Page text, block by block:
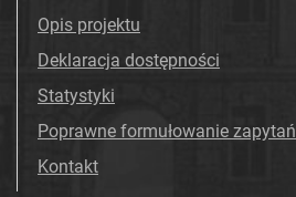
Opis projektu
Deklaracja dostępności
Statystyki
Poprawne formułowanie zapytań
Kontakt